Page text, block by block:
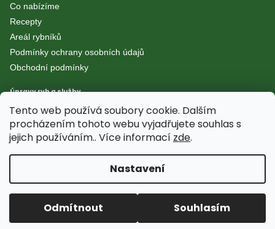
Tento web používá soubory cookie. Dalším
procházením tohoto webu vyjadřujete souhlas s
jejich používáním.. Více informací zde.
Nastavení
Odmítnout Souhlasím
Co nabízíme
Recepty
Areál rybníků
Podmínky ochrany osobních údajů
Obchodní podmínky
Úpravy ryb a služby
Stažení z kůže
Odšupení
Kuchání
FacebookInstagram